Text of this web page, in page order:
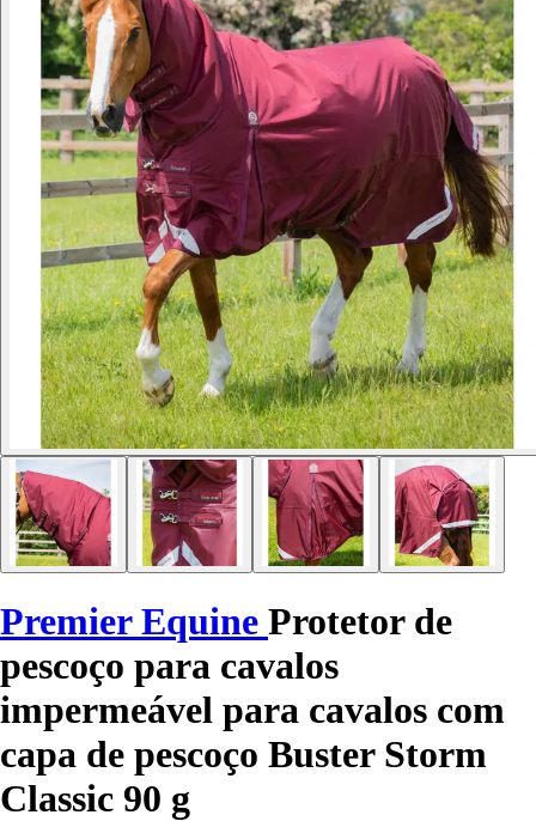
Premier Equine Protetor de
pescoço para cavalos
impermeável para cavalos com
capa de pescoço Buster Storm
Classic 90 g